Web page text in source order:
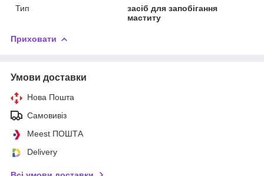
Тип
засіб для запобігання
маститу
Приховати
Умови доставки
Нова Пошта
Самовивіз
Meest ПОШТА
Delivery